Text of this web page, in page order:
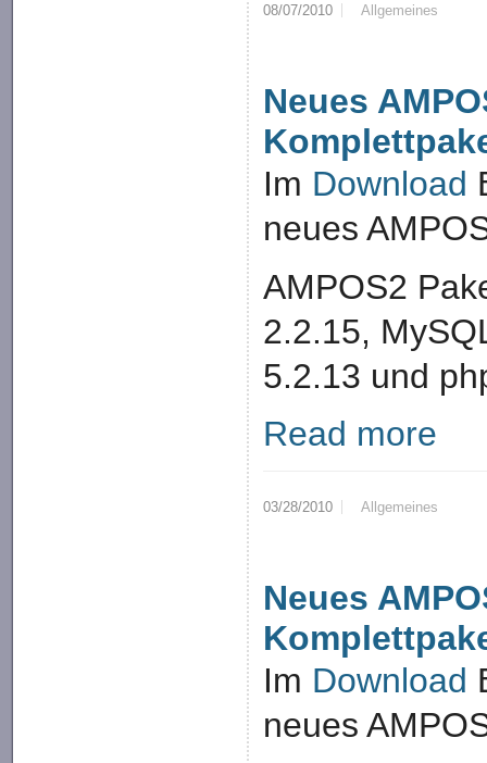
08/07/2010 Allgemeines
Neues
Im Download
neues
AMPOS2
2.2.15,
5.2.13 und
Read more
03/28/2010 Allgemeines
Neues
Im Download
neues